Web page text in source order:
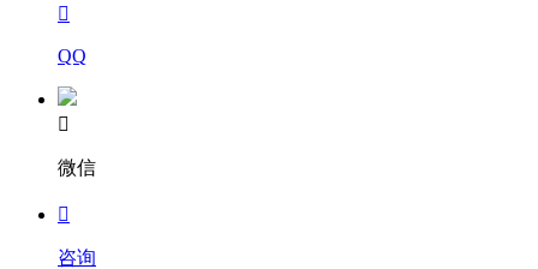

QQ

微信

咨询